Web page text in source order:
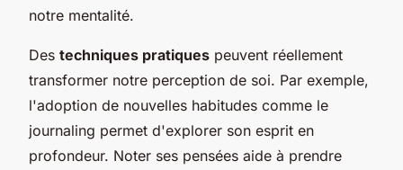
notre mentalité.
Des techniques pratiques peuvent réellement
transformer notre perception de soi. Par exemple,
l'adoption de nouvelles habitudes comme le
journaling permet d'explorer son esprit en
profondeur. Noter ses pensées aide à prendre